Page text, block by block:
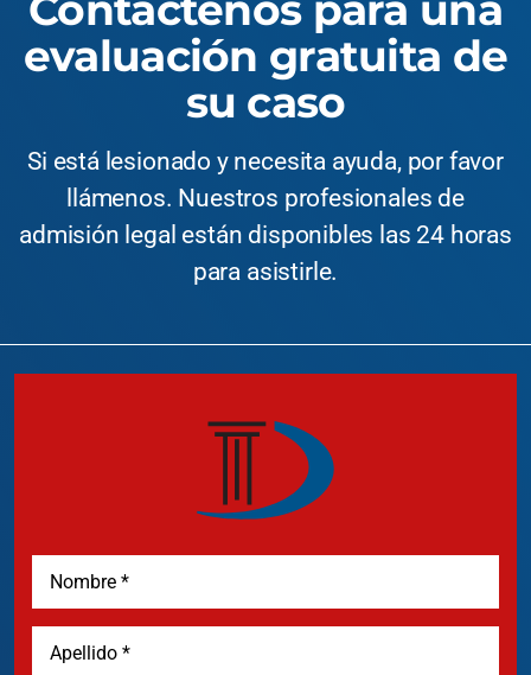
evaluación gratuita de
su caso
Si está lesionado y necesita ayuda, por favor
llámenos. Nuestros profesionales de
admisión legal están disponibles las 24 horas
para asistirle.